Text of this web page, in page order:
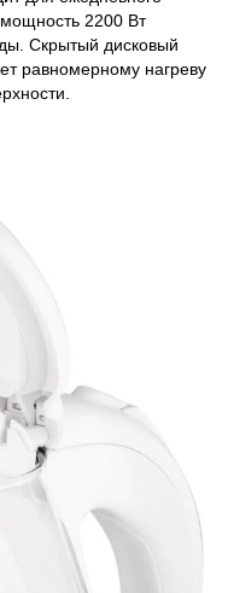
2200 Вт
Скрытый дисковый
равномерному нагреву